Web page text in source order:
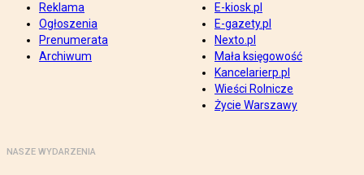
Reklama
Ogłoszenia
Prenumerata
Archiwum
E-kiosk.pl
E-gazety.pl
Nexto.pl
Mała księgowość
Kancelarierp.pl
Wieści Rolnicze
Życie Warszawy
NASZE WYDARZENIA